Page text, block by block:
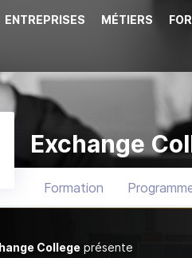
ENTREPRISES MÉTIERS
Exchange
Formation
College présente